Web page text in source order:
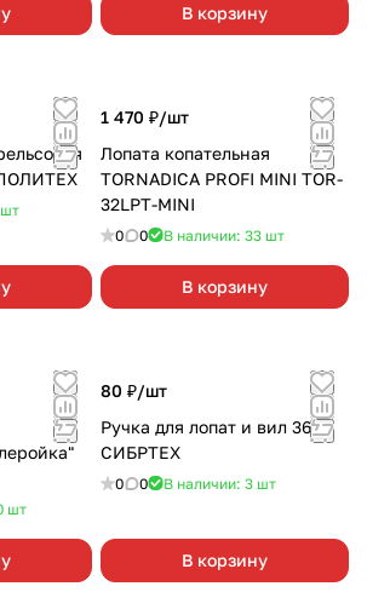
В корзину
шт
1 470 ₽/шт
Лопата копательная
TORNADICA PROFI MINI TOR-
32LPT-MINI
0 0 В наличии: 33 шт
В корзину
шт
80 ₽/шт
Ручка для лопат и вил 36мм
СИБРТЕХ
0 0 В наличии: 3 шт
В корзину